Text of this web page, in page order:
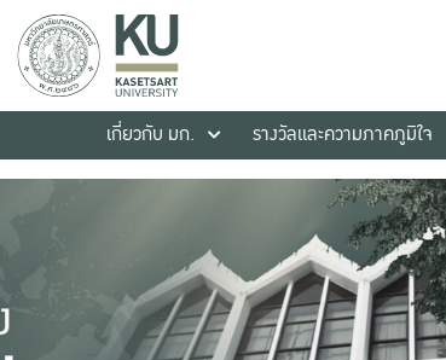
เกี่ยวกับ มก.
รางวัลและความภาคภูมิใจ